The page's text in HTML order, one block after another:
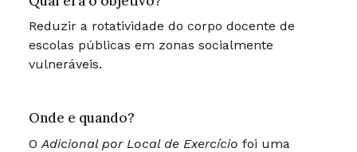
Reduzir a rotatividade do corpo docente de
escolas públicas em zonas socialmente
vulneráveis.
Onde e quando?
O Adicional por Local de Exercício foi uma